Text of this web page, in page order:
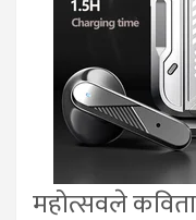
महोत्सवले